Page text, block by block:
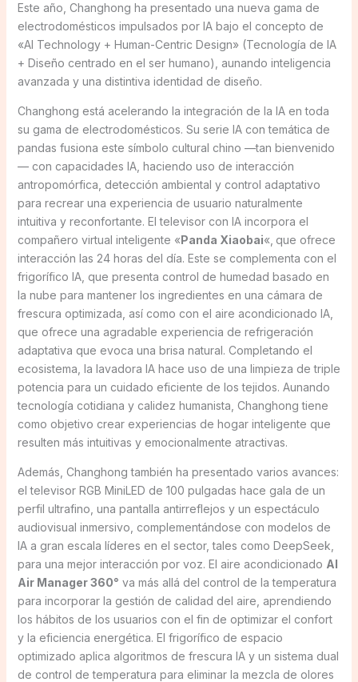
Este año, Changhong ha presentado una nueva gama de
electrodomésticos impulsados por IA bajo el concepto de
«AI Technology + Human-Centric Design» (Tecnología de IA
+ Diseño centrado en el ser humano), aunando inteligencia
avanzada y una distintiva identidad de diseño.
Changhong está acelerando la integración de la IA en toda
su gama de electrodomésticos. Su serie IA con temática de
pandas fusiona este símbolo cultural chino —tan bienvenido
— con capacidades IA, haciendo uso de interacción
antropomórfica, detección ambiental y control adaptativo
para recrear una experiencia de usuario naturalmente
intuitiva y reconfortante. El televisor con IA incorpora el
compañero virtual inteligente «Panda Xiaobai«, que ofrece
interacción las 24 horas del día. Este se complementa con el
frigorífico IA, que presenta control de humedad basado en
la nube para mantener los ingredientes en una cámara de
frescura optimizada, así como con el aire acondicionado IA,
que ofrece una agradable experiencia de refrigeración
adaptativa que evoca una brisa natural. Completando el
ecosistema, la lavadora IA hace uso de una limpieza de triple
potencia para un cuidado eficiente de los tejidos. Aunando
tecnología cotidiana y calidez humanista, Changhong tiene
como objetivo crear experiencias de hogar inteligente que
resulten más intuitivas y emocionalmente atractivas.
Además, Changhong también ha presentado varios avances:
el televisor RGB MiniLED de 100 pulgadas hace gala de un
perfil ultrafino, una pantalla antirreflejos y un espectáculo
audiovisual inmersivo, complementándose con modelos de
IA a gran escala líderes en el sector, tales como DeepSeek,
para una mejor interacción por voz. El aire acondicionado AI
Air Manager 360° va más allá del control de la temperatura
para incorporar la gestión de calidad del aire, aprendiendo
los hábitos de los usuarios con el fin de optimizar el confort
y la eficiencia energética. El frigorífico de espacio
optimizado aplica algoritmos de frescura IA y un sistema dual
de control de temperatura para eliminar la mezcla de olores